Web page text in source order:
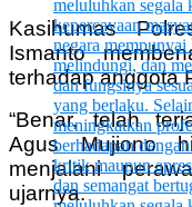
Kasihumas
Ismanto
terhadap anggota
“Benar, telah
Agus Mujiono
menjalani
ujarnya.